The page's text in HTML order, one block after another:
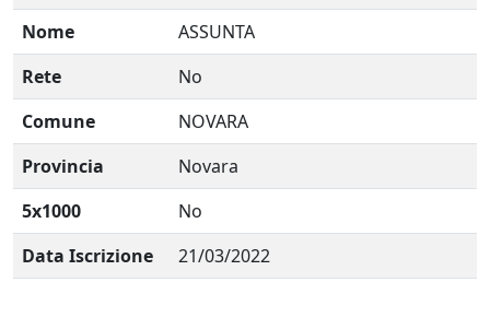
Nome
ASSUNTA
Rete
No
Comune
NOVARA
Provincia
Novara
5x1000
No
Data Iscrizione
21/03/2022